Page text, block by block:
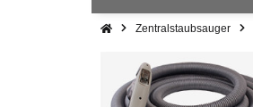
Zentralstaubsauger